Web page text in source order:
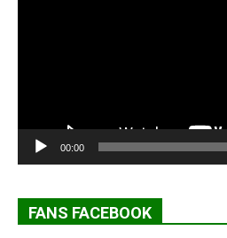
00:00
FANS FACEBOOK